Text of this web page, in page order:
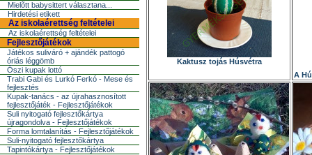
Mielõtt babysittert választana...
Hirdetési etikett
Az iskolaérettség feltételei
Az iskolaérettség feltételei
Fejlesztőjátékok
Játékos suliváró + ajándék pattogó
óriás léggömb
Őszi kupak lottó
Trabi Gabi és Lurkó Ferkó - Mese és
fejlesztés
Kupak-tanács - az újrahasznosított
fejlesztőjáték - Fejlesztőjátékok
Suli nyitogató fejlesztőkártya
újragondolva - Fejlesztőjátékok
Forma lomtalanítás - Fejlesztőjátékok
Suli-nyitogató fejlesztőkártya
Tapintókártya - Fejlesztőjátékok
Kaktusz tojás Húsvétra
A